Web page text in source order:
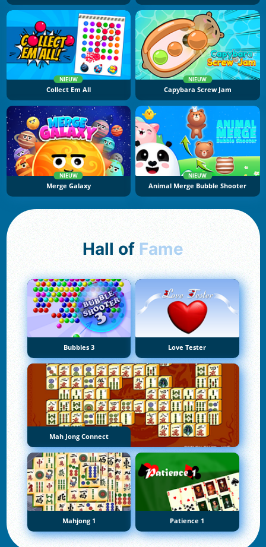
NIEUW
Collect Em All
NIEUW
Capybara Screw Jam
NIEUW
Merge Galaxy
NIEUW
Animal Merge Bubble Shooter
Hall of Fame
Bubbles 3 Love Tester
Mah Jong Connect
Mahjong 1 Patience 1